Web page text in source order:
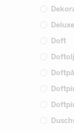
Doft